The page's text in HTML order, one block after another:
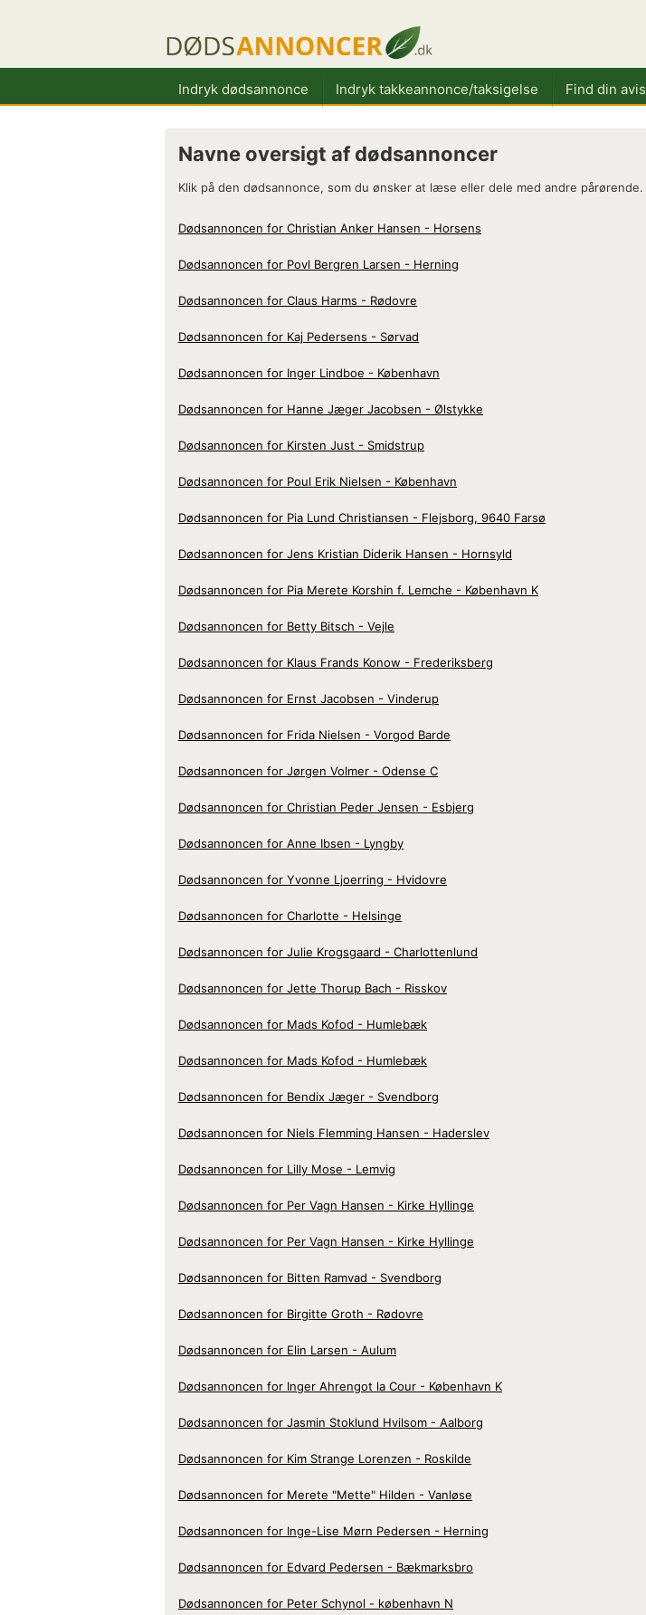
Indryk dødsannonce Indryk takkeannonce/taksigelse Find din avis
Navne oversigt af dødsannoncer
Klik på den dødsannonce, som du ønsker at læse eller dele med andre pårørende.
Dødsannoncen for Christian Anker Hansen - Horsens
Dødsannoncen for Povl Bergren Larsen - Herning
Dødsannoncen for Claus Harms - Rødovre
Dødsannoncen for Kaj Pedersens - Sørvad
Dødsannoncen for Inger Lindboe - København
Dødsannoncen for Hanne Jæger Jacobsen - Ølstykke
Dødsannoncen for Kirsten Just - Smidstrup
Dødsannoncen for Poul Erik Nielsen - København
Dødsannoncen for Pia Lund Christiansen - Flejsborg, 9640 Farsø
Dødsannoncen for Jens Kristian Diderik Hansen - Hornsyld
Dødsannoncen for Pia Merete Korshin f. Lemche - København K
Dødsannoncen for Betty Bitsch - Vejle
Dødsannoncen for Klaus Frands Konow - Frederiksberg
Dødsannoncen for Ernst Jacobsen - Vinderup
Dødsannoncen for Frida Nielsen - Vorgod Barde
Dødsannoncen for Jørgen Volmer - Odense C
Dødsannoncen for Christian Peder Jensen - Esbjerg
Dødsannoncen for Anne Ibsen - Lyngby
Dødsannoncen for Yvonne Ljoerring - Hvidovre
Dødsannoncen for Charlotte - Helsinge
Dødsannoncen for Julie Krogsgaard - Charlottenlund
Dødsannoncen for Jette Thorup Bach - Risskov
Dødsannoncen for Mads Kofod - Humlebæk
Dødsannoncen for Mads Kofod - Humlebæk
Dødsannoncen for Bendix Jæger - Svendborg
Dødsannoncen for Niels Flemming Hansen - Haderslev
Dødsannoncen for Lilly Mose - Lemvig
Dødsannoncen for Per Vagn Hansen - Kirke Hyllinge
Dødsannoncen for Per Vagn Hansen - Kirke Hyllinge
Dødsannoncen for Bitten Ramvad - Svendborg
Dødsannoncen for Birgitte Groth - Rødovre
Dødsannoncen for Elin Larsen - Aulum
Dødsannoncen for Inger Ahrengot la Cour - København K
Dødsannoncen for Jasmin Stoklund Hvilsom - Aalborg
Dødsannoncen for Kim Strange Lorenzen - Roskilde
Dødsannoncen for Merete "Mette" Hilden - Vanløse
Dødsannoncen for Inge-Lise Mørn Pedersen - Herning
Dødsannoncen for Edvard Pedersen - Bækmarksbro
Dødsannoncen for Peter Schynol - københavn N